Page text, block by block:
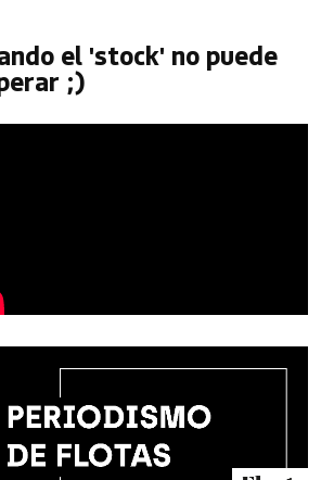
el 'stock' no puede
;)